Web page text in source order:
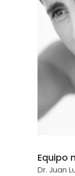
Equipo
Dr. Juan